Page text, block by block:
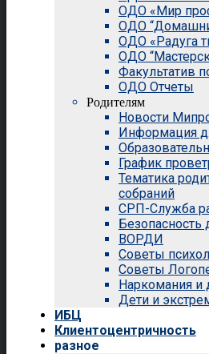
ОДО «Мир
ОДО
ОДО «Радуга
ОДО
Факультатив
ОДО Отчеты
Родителям
Новости
Информация
График
Тематика
собраний
СРП-Служба
Безопасность
ВОРДИ
Советы
Советы
Наркомания и
Дети и
ИБЦ
Клиентоцентричность
разное